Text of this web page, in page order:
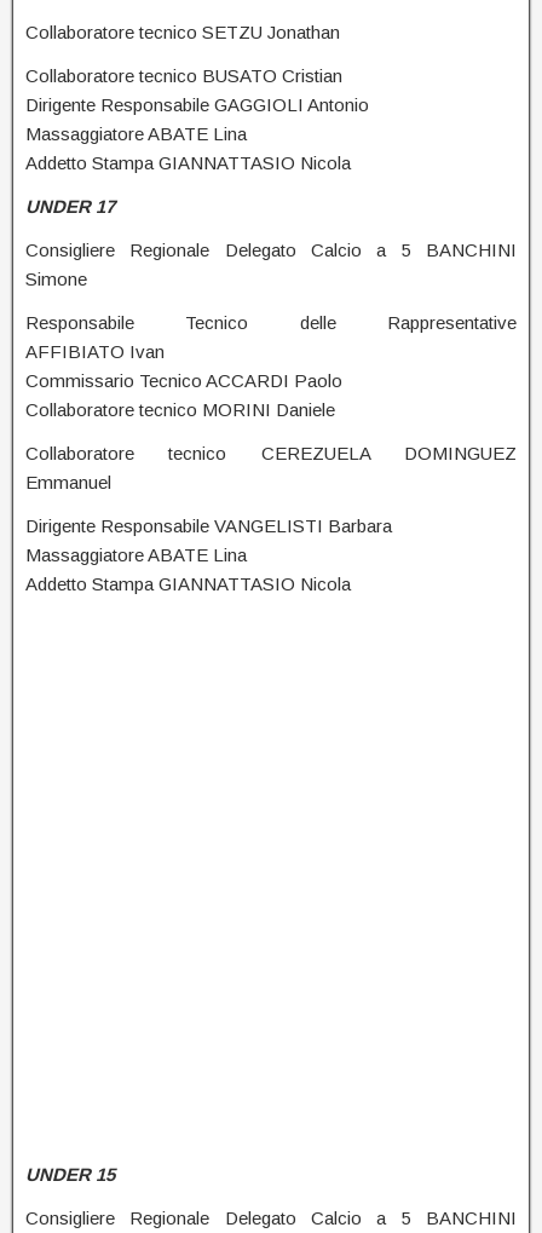
Collaboratore tecnico SETZU Jonathan
Collaboratore tecnico BUSATO Cristian
Dirigente Responsabile GAGGIOLI Antonio
Massaggiatore ABATE Lina
Addetto Stampa GIANNATTASIO Nicola
UNDER 17
Consigliere Regionale Delegato Calcio a 5 BANCHINI
Simone
Responsabile Tecnico delle Rappresentative
AFFIBIATO Ivan
Commissario Tecnico ACCARDI Paolo
Collaboratore tecnico MORINI Daniele
Collaboratore tecnico CEREZUELA DOMINGUEZ
Emmanuel
Dirigente Responsabile VANGELISTI Barbara
Massaggiatore ABATE Lina
Addetto Stampa GIANNATTASIO Nicola
UNDER 15
Consigliere Regionale Delegato Calcio a 5 BANCHINI